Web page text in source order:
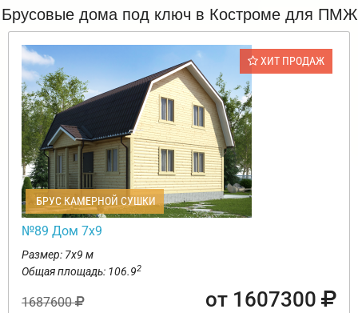
Брусовые дома под ключ в Костроме для ПМЖ
ХИТ ПРОДАЖ
БРУС КАМЕРНОЙ СУШКИ
№89 Дом 7х9
Размер: 7х9 м
Общая площадь: 106.92
1687600 от 1607300